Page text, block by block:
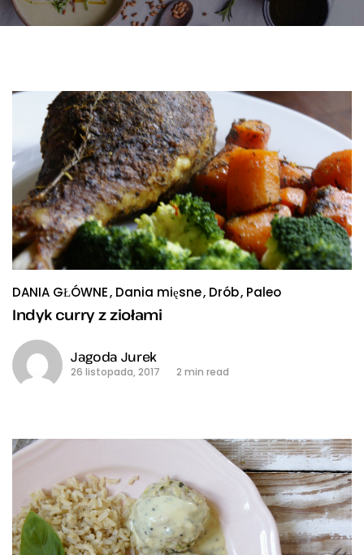
DANIA GŁÓWNE Dania mięsne Drób Paleo
Indyk curry z ziołami
Jagoda Jurek
26 listopada, 2017 2 min read